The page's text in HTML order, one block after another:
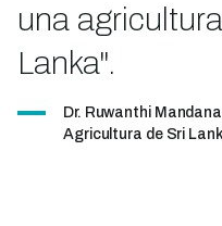
una
Lanka".
Dr. Ruwanthi
Agricultura de Sri